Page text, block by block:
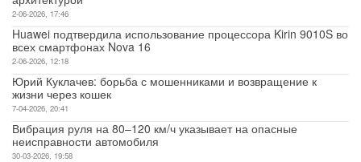
2-06-2026, 17:46
Huawei подтвердила использование процессора Kirin 9010S во
всех смартфонах Nova 16
2-06-2026, 12:18
Юрий Куклачев: борьба с мошенниками и возвращение к
жизни через кошек
7-04-2026, 20:41
Вибрация руля на 80–120 км/ч указывает на опасные
неисправности автомобиля
30-03-2026, 19:58